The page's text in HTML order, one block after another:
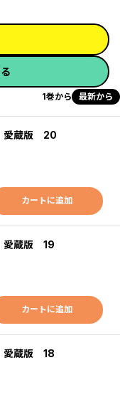
1巻から 最新から
愛蔵版 20
カートに追加
愛蔵版 19
カートに追加
愛蔵版 18